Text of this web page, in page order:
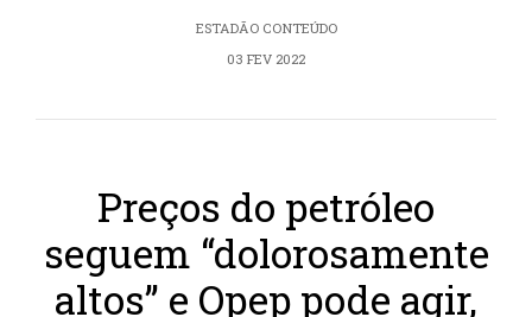
ESTADÃO CONTEÚDO
03 FEV 2022
Preços do petróleo
seguem “dolorosamente
altos” e Opep pode agir,